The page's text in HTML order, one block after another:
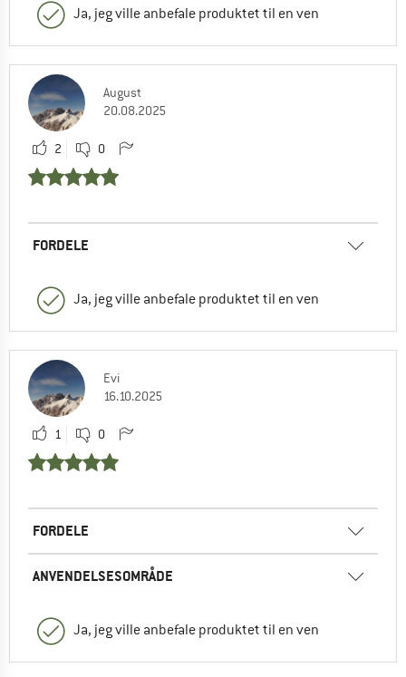
Ja, jeg ville anbefale produktet til en ven
August
20.08.2025
2 0
FORDELE
Ja, jeg ville anbefale produktet til en ven
Evi
16.10.2025
1 0
FORDELE
ANVENDELSESOMRÅDE
Ja, jeg ville anbefale produktet til en ven